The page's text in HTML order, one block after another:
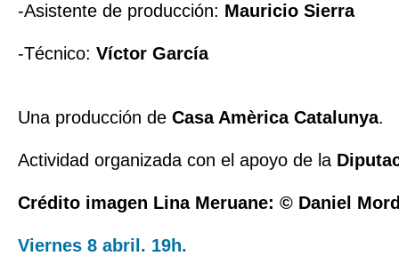
-Asistente de producción: Mauricio Sierra
-Técnico: Víctor García
Una producción de Casa Amèrica Catalunya.
Actividad organizada con el apoyo de la
Crédito imagen Lina Meruane: © Daniel
Viernes 8 abril. 19h.